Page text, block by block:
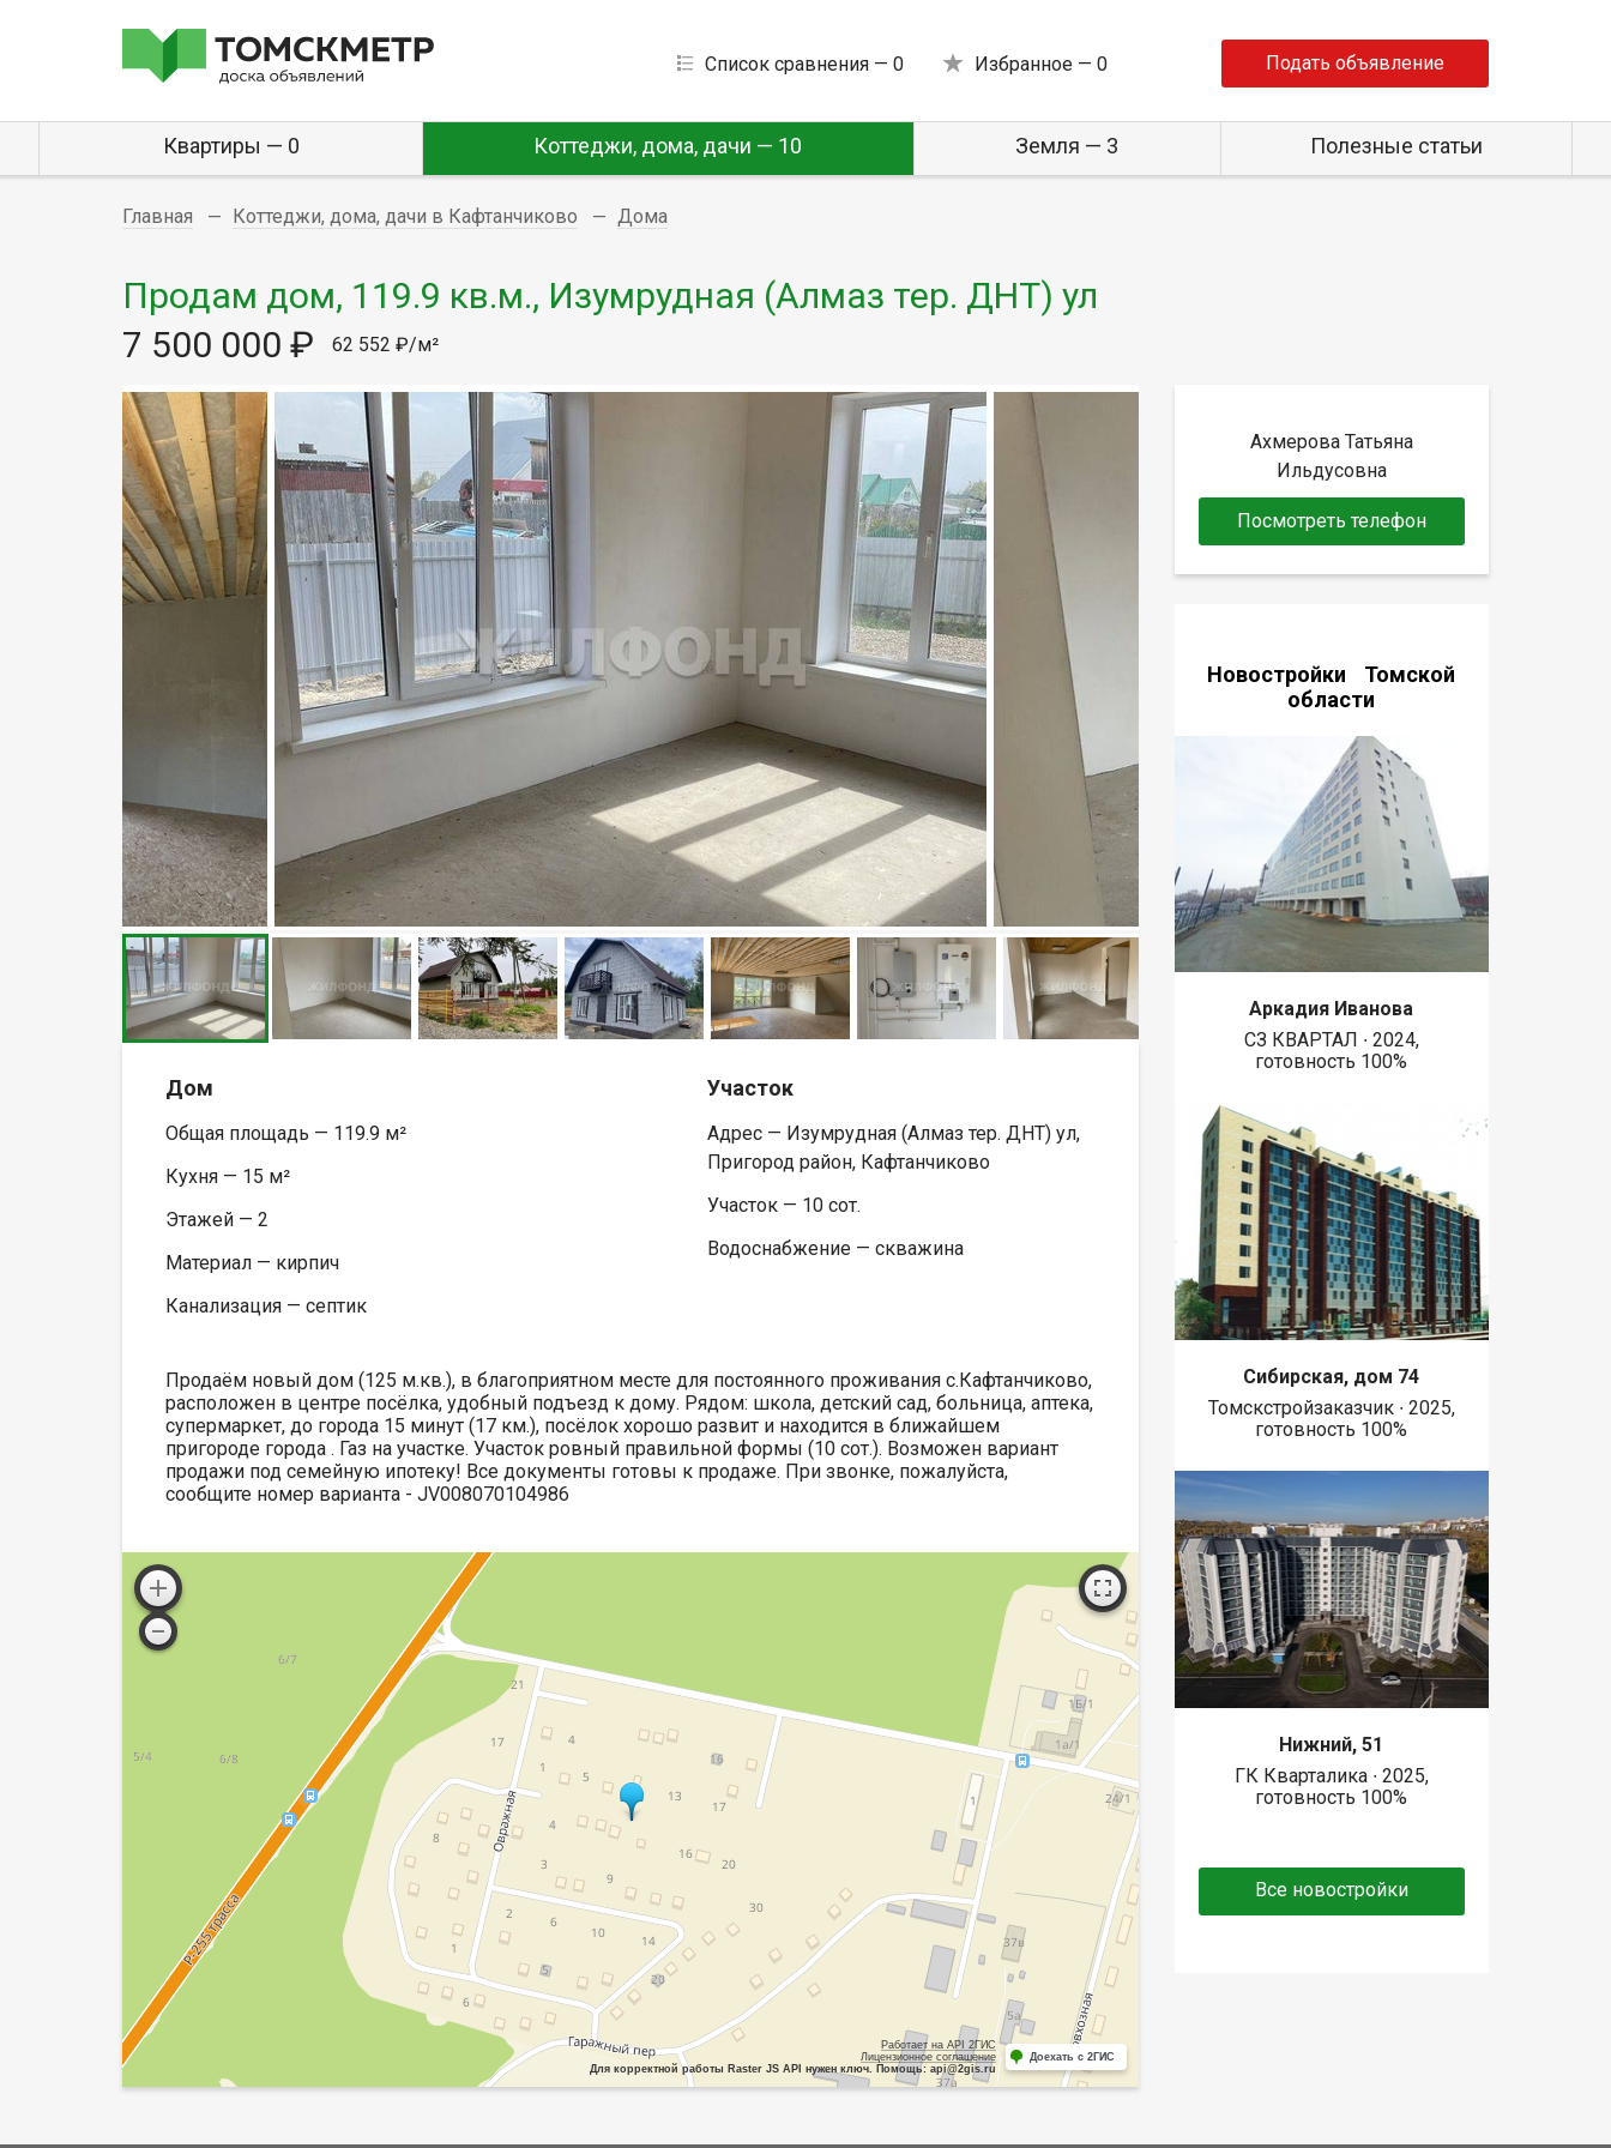
Список сравнения — 0 Избранное — 0 Подать объявление
Квартиры — 0 Коттеджи, дома, дачи — 10 Земля — 3 Полезные статьи
Главная Коттеджи, дома, дачи в Кафтанчиково Дома
Продам дом, 119.9 кв.м., Изумрудная (Алмаз тер. ДНТ) ул
7 500 000 ₽
62 552 ₽/м²
Дом
Общая площадь — 119.9 м²
Кухня — 15 м²
Этажей — 2
Материал — кирпич
Канализация — септик
Участок
Адрес — Изумрудная (Алмаз тер. ДНТ) ул,
Пригород район, Кафтанчиково
Участок — 10 сот.
Водоснабжение — скважина
Продаём новый дом (125 м.кв.), в благоприятном месте для постоянного проживания с.Кафтанчиково,
расположен в центре посёлка, удобный подъезд к дому. Рядом: школа, детский сад, больница, аптека,
супермаркет, до города 15 минут (17 км.), посёлок хорошо развит и находится в ближайшем
пригороде города . Газ на участке. Участок ровный правильной формы (10 сот.). Возможен вариант
продажи под семейную ипотеку! Все документы готовы к продаже. При звонке, пожалуйста,
сообщите номер варианта - JV008070104986
Работает на API 2ГИС
Лицензионное соглашение
Для корректной работы Raster JS API нужен ключ. Помощь: api@2gis.ru
Доехать с 2ГИС
Ахмерова Татьяна
Ильдусовна
Посмотреть телефон
Новостройки Томской
области
Аркадия Иванова
СЗ КВАРТАЛ ∙ 2024,
готовность 100%
Сибирская, дом 74
Томскстройзаказчик ∙ 2025,
готовность 100%
Нижний, 51
ГК Кварталика ∙ 2025,
готовность 100%
Все новостройки